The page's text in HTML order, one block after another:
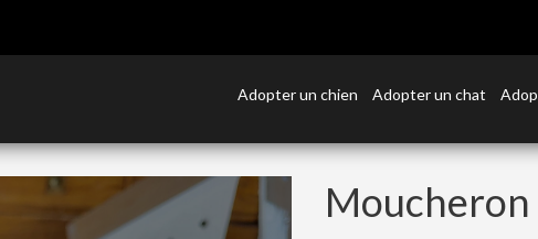
Adopter un chien Adopter un chat
Moucheron